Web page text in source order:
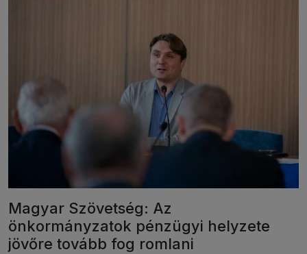
Magyar Szövetség: Az
önkormányzatok pénzügyi helyzete
jövőre tovább fog romlani